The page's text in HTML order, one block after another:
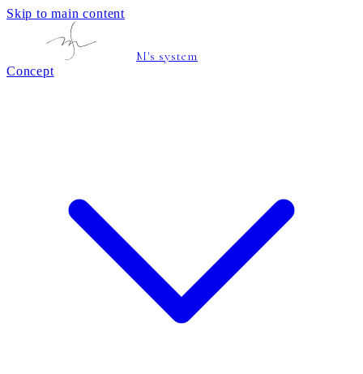
Skip to main content
M's system
Concept